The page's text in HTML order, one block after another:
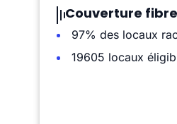
Couverture fibre
97% des locaux
19605 locaux